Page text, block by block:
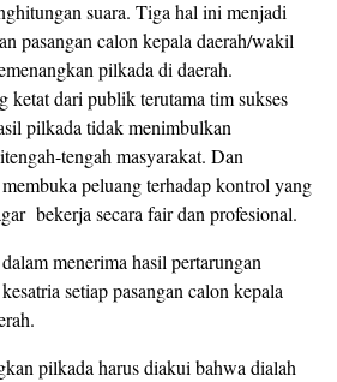
suara. Tiga hal ini menjadi
pasangan calon kepala daerah/wakil
pilkada di daerah.
ketat dari publik terutama tim sukses
pilkada tidak menimbulkan
tengah masyarakat. Dan
peluang terhadap kontrol yang
bekerja secara fair dan profesional.
menerima hasil pertarungan
setiap pasangan calon kepala
pilkada harus diakui bahwa dialah